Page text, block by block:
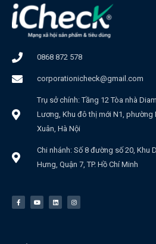
0868 872 578
corporationicheck@gmail.com
Trụ sở chính: Tầng 12 Tòa nhà
Lương, Khu đô thị mới N1, phường
Xuân, Hà Nội
Chi nhánh: Số 8 đường số 20, Khu
Hưng, Quận 7, TP. Hồ Chí Minh